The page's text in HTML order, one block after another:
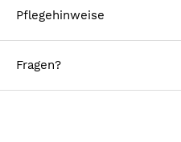
Pflegehinweise
Fragen?